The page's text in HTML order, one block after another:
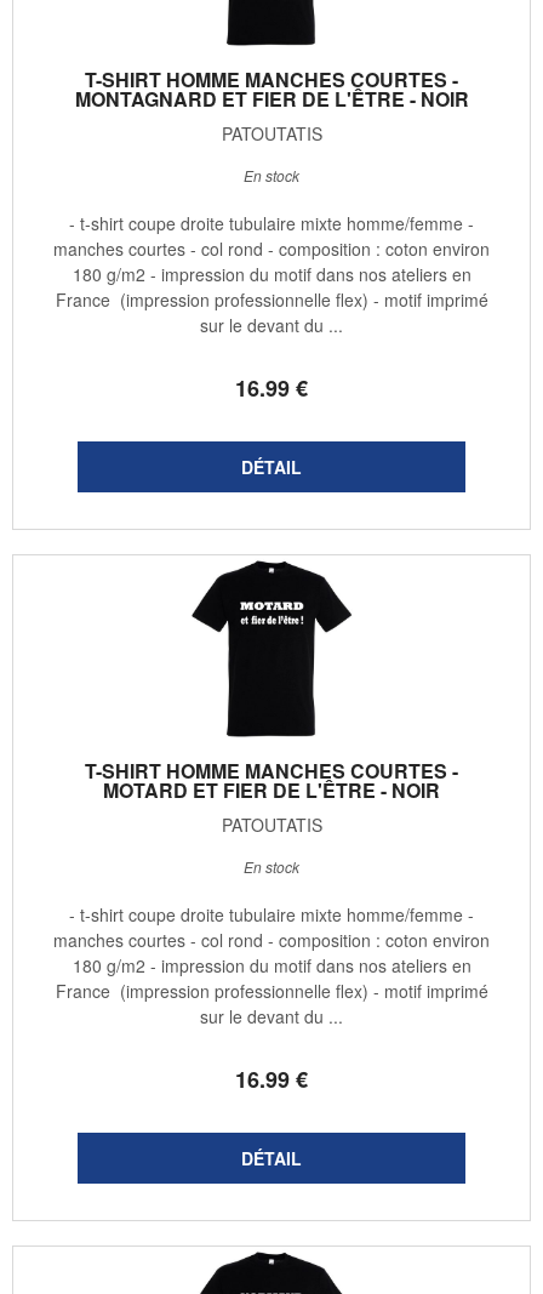
T-SHIRT HOMME MANCHES COURTES -
MONTAGNARD ET FIER DE L'ÊTRE - NOIR
PATOUTATIS
16.99€
En stock
- t-shirt coupe droite tubulaire mixte homme/femme -
manches courtes - col rond - composition : coton environ
180 g/m2 - impression du motif dans nos ateliers en
France (impression professionnelle flex) - motif imprimé
sur le devant du ...
T-SHIRT HOMME MANCHES COURTES -
MOTARD ET FIER DE L'ÊTRE - NOIR
PATOUTATIS
16.99€
En stock
- t-shirt coupe droite tubulaire mixte homme/femme -
manches courtes - col rond - composition : coton environ
180 g/m2 - impression du motif dans nos ateliers en
France (impression professionnelle flex) - motif imprimé
sur le devant du ...